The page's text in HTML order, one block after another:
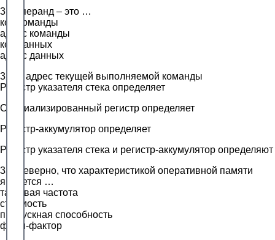
31.Операнд – это …
код команды
адрес команды
код данных
адрес данных
32.… адрес текущей выполняемой команды
Регистр указателя стека определяет
Специализированный регистр определяет
Регистр-аккумулятор определяет
Регистр указателя стека и регистр-аккумулятор определяют
33. Неверно, что характеристикой оперативной памяти
является …
тактовая частота
стоимость
пропускная способность
форм-фактор